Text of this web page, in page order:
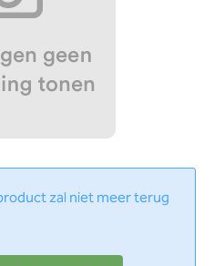
zal niet meer terug